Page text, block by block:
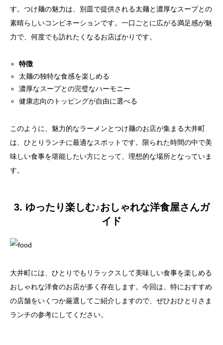
す。つけ麺の魅力は、別皿で提供される太麺と濃厚なスープとの
素晴らしいコンビネーションです。一口ごとに広がる満足感が魅
力で、何度でも訪れたくなるお店ばかりです。
特徴
太麺の独特な食感を楽しめる
濃厚なスープとの完璧なハーモニー
健康志向のトッピングが自由に選べる
このように、魅力的なラーメンとつけ麺のお店が集まる大井町
は、ひとりランチに最適なスポットです。限られた時間の中で美
味しい食事を堪能したい方にとって、理想的な場所となっていま
す。
3. ゆったり楽しむ♪おしゃれな洋食屋さんガ
イド
大井町には、ひとりでもリラックスして美味しい食事を楽しめる
おしゃれな洋食のお店が多く存在します。今回は、特におすすめ
の店舗をいくつか厳選してご紹介しますので、ぜひおひとりさま
ランチの参考にしてください。